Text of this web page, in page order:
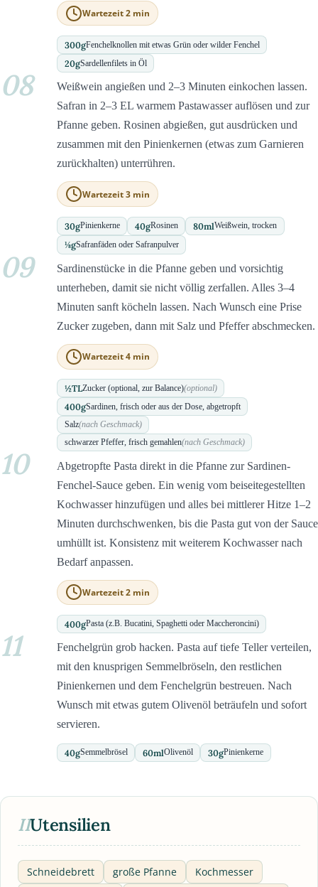
Wartezeit 2 min
300gFenchelknollen mit etwas Grün oder wilder Fenchel
20gSardellenfilets in Öl
08
Weißwein angießen und 2–3 Minuten einkochen lassen.
Safran in 2–3 EL warmem Pastawasser auflösen und zur
Pfanne geben. Rosinen abgießen, gut ausdrücken und
zusammen mit den Pinienkernen (etwas zum Garnieren
zurückhalten) unterrühren.
Wartezeit 3 min
30gPinienkerne 40gRosinen 80mlWeißwein, trocken
⅛gSafranfäden oder Safranpulver
09
Sardinenstücke in die Pfanne geben und vorsichtig
unterheben, damit sie nicht völlig zerfallen. Alles 3–4
Minuten sanft köcheln lassen. Nach Wunsch eine Prise
Zucker zugeben, dann mit Salz und Pfeffer abschmecken.
Wartezeit 4 min
½TLZucker (optional, zur Balance)(optional)
400gSardinen, frisch oder aus der Dose, abgetropft
Salz(nach Geschmack)
schwarzer Pfeffer, frisch gemahlen(nach Geschmack)
10
Abgetropfte Pasta direkt in die Pfanne zur Sardinen-
Fenchel-Sauce geben. Ein wenig vom beiseitegestellten
Kochwasser hinzufügen und alles bei mittlerer Hitze 1–2
Minuten durchschwenken, bis die Pasta gut von der Sauce
umhüllt ist. Konsistenz mit weiterem Kochwasser nach
Bedarf anpassen.
Wartezeit 2 min
400gPasta (z.B. Bucatini, Spaghetti oder Maccheroncini)
11
Fenchelgrün grob hacken. Pasta auf tiefe Teller verteilen,
mit den knusprigen Semmelbröseln, den restlichen
Pinienkernen und dem Fenchelgrün bestreuen. Nach
Wunsch mit etwas gutem Olivenöl beträufeln und sofort
servieren.
40gSemmelbrösel 60mlOlivenöl 30gPinienkerne
IIUtensilien
Schneidebrett große Pfanne
Kochmesser